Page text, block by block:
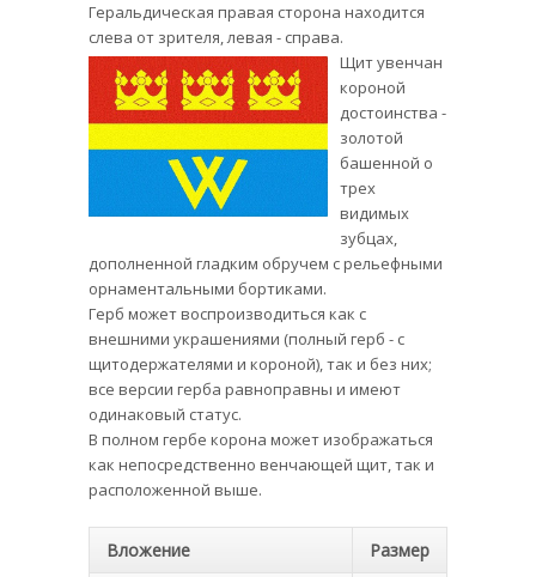
Геральдическая правая сторона находится
слева от зрителя, левая - справа.
Щит увенчан
короной
достоинства -
золотой
башенной о
трех
видимых
зубцах,
дополненной гладким обручем с рельефными
орнаментальными бортиками.
Герб может воспроизводиться как с
внешними украшениями (полный герб - с
щитодержателями и короной), так и без них;
все версии герба равноправны и имеют
одинаковый статус.
В полном гербе корона может изображаться
как непосредственно венчающей щит, так и
расположенной выше.
Вложение Размер